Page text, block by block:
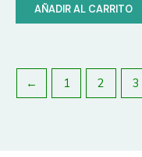
AÑADIR AL CARRITO
← 1 2 3